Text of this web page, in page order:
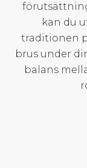
kan du
traditionen
brus under
balans